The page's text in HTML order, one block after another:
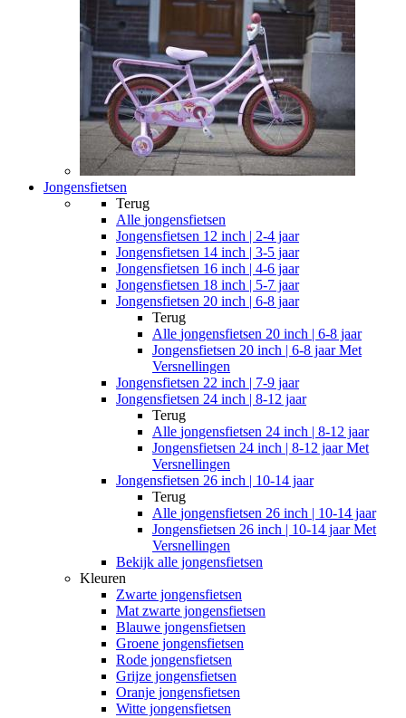
Jongensfietsen
Terug
Alle jongensfietsen
Jongensfietsen 12 inch | 2-4 jaar
Jongensfietsen 14 inch | 3-5 jaar
Jongensfietsen 16 inch | 4-6 jaar
Jongensfietsen 18 inch | 5-7 jaar
Jongensfietsen 20 inch | 6-8 jaar
Terug
Alle jongensfietsen 20 inch | 6-8 jaar
Jongensfietsen 20 inch | 6-8 jaar Met
Versnellingen
Jongensfietsen 22 inch | 7-9 jaar
Jongensfietsen 24 inch | 8-12 jaar
Terug
Alle jongensfietsen 24 inch | 8-12 jaar
Jongensfietsen 24 inch | 8-12 jaar Met
Versnellingen
Jongensfietsen 26 inch | 10-14 jaar
Terug
Alle jongensfietsen 26 inch | 10-14 jaar
Jongensfietsen 26 inch | 10-14 jaar Met
Versnellingen
Bekijk alle jongensfietsen
Kleuren
Zwarte jongensfietsen
Mat zwarte jongensfietsen
Blauwe jongensfietsen
Groene jongensfietsen
Rode jongensfietsen
Grijze jongensfietsen
Oranje jongensfietsen
Witte jongensfietsen